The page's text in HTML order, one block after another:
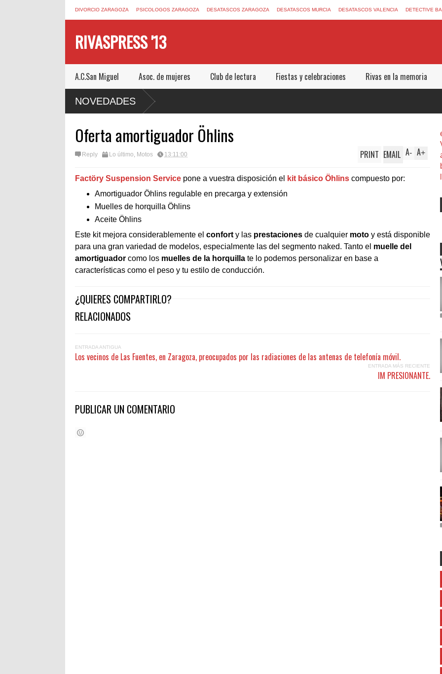
DIVORCIO ZARAGOZA PSICOLOGOS ZARAGOZA DESATASCOS ZARAGOZA DESATASCOS MURCIA DESATASCOS VALENCIA DETECTIVE
RIVASPRESS '13
A.C.San Miguel Asoc. de mujeres Club de lectura Fiestas y celebraciones Rivas en la memoria
NOVEDADES
UN ESCAPE ROOM DE MUCHO MIEDO EN
Oferta amortiguador Öhlins
Reply Lo último, Motos 13:11:00 A+
A-
PRINT EMAIL
Factöry Suspension Service pone a vuestra disposición el kit básico Öhlins compuesto por:
Amortiguador Öhlins regulable en precarga y extensión
Muelles de horquilla Öhlins
Aceite Öhlins
Este kit mejora considerablemente el confort y las prestaciones de cualquier moto y está disponible
para una gran variedad de modelos, especialmente las del segmento naked. Tanto el muelle del
amortiguador como los muelles de la horquilla te lo podemos personalizar en base a
características como el peso y tu estilo de conducción.
¿QUIERES COMPARTIRLO?
RELACIONADOS
ENTRADA ANTIGUA
Los vecinos de Las Fuentes, en Zaragoza, preocupados por las radiaciones de las antenas de telefonía móvil.
ENTRADA MÁS RECIENTE
IM PRESIONANTE.
PUBLICAR UN COMENTARIO